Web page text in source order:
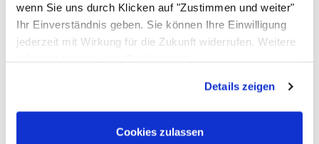
wenn Sie uns durch Klicken auf "Zustimmen und weiter"
Ihr Einverständnis geben. Sie können Ihre Einwilligung
jederzeit mit Wirkung für die Zukunft widerrufen. Weitere
Details zeigen
Cookies zulassen
Ablauf
Kugelhahn G ½ mit 50 cm Schlauch, links
Griffe
Passendes Zubehör von ALLPAX